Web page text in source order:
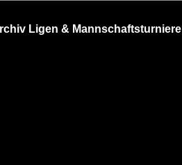
Ligen & Mannschaftsturniere